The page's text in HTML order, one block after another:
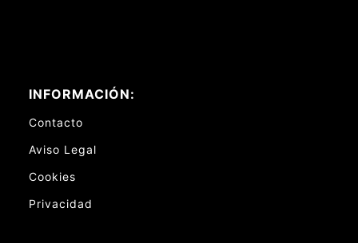
INFORMACIÓN:
Contacto
Aviso Legal
Cookies
Privacidad